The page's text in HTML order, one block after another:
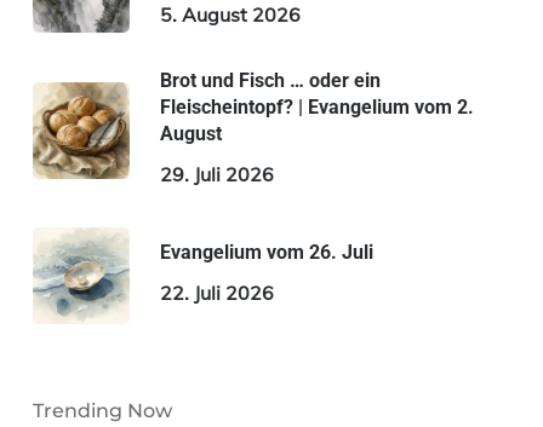
5. August 2026
Brot und Fisch … oder ein
Fleischeintopf? | Evangelium vom 2.
August
29. Juli 2026
Evangelium vom 26. Juli
22. Juli 2026
Trending Now